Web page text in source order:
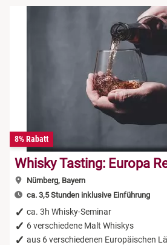
8% Rabatt
Whisky Tasting: Europa
Nürnberg, Bayern
ca. 3,5 Stunden inklusive Einführung
ca. 3h Whisky-Seminar
6 verschiedene Malt Whiskys
aus 6 verschiedenen Europäischen